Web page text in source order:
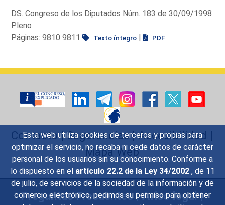
Esta web utiliza cookies de terceros y propias para
optimizar el servicio, no recaba ni cede datos de carácter
personal de los usuarios sin su conocimiento. Conforme a
lo dispuesto en el artículo 22.2 de la Ley 34/2002 , de 11
de julio, de servicios de la sociedad de la información y de
comercio electrónico, pedimos su permiso para obtener
DS. Congreso de los Diputados Núm. 183 de 30/09/1998
Pleno
Páginas: 9810 9811
Texto íntegro | PDF
Contacto|Sugerencias|Accesibilidad |
Mapa Web
Preguntas Frecuentes|Aviso legal|